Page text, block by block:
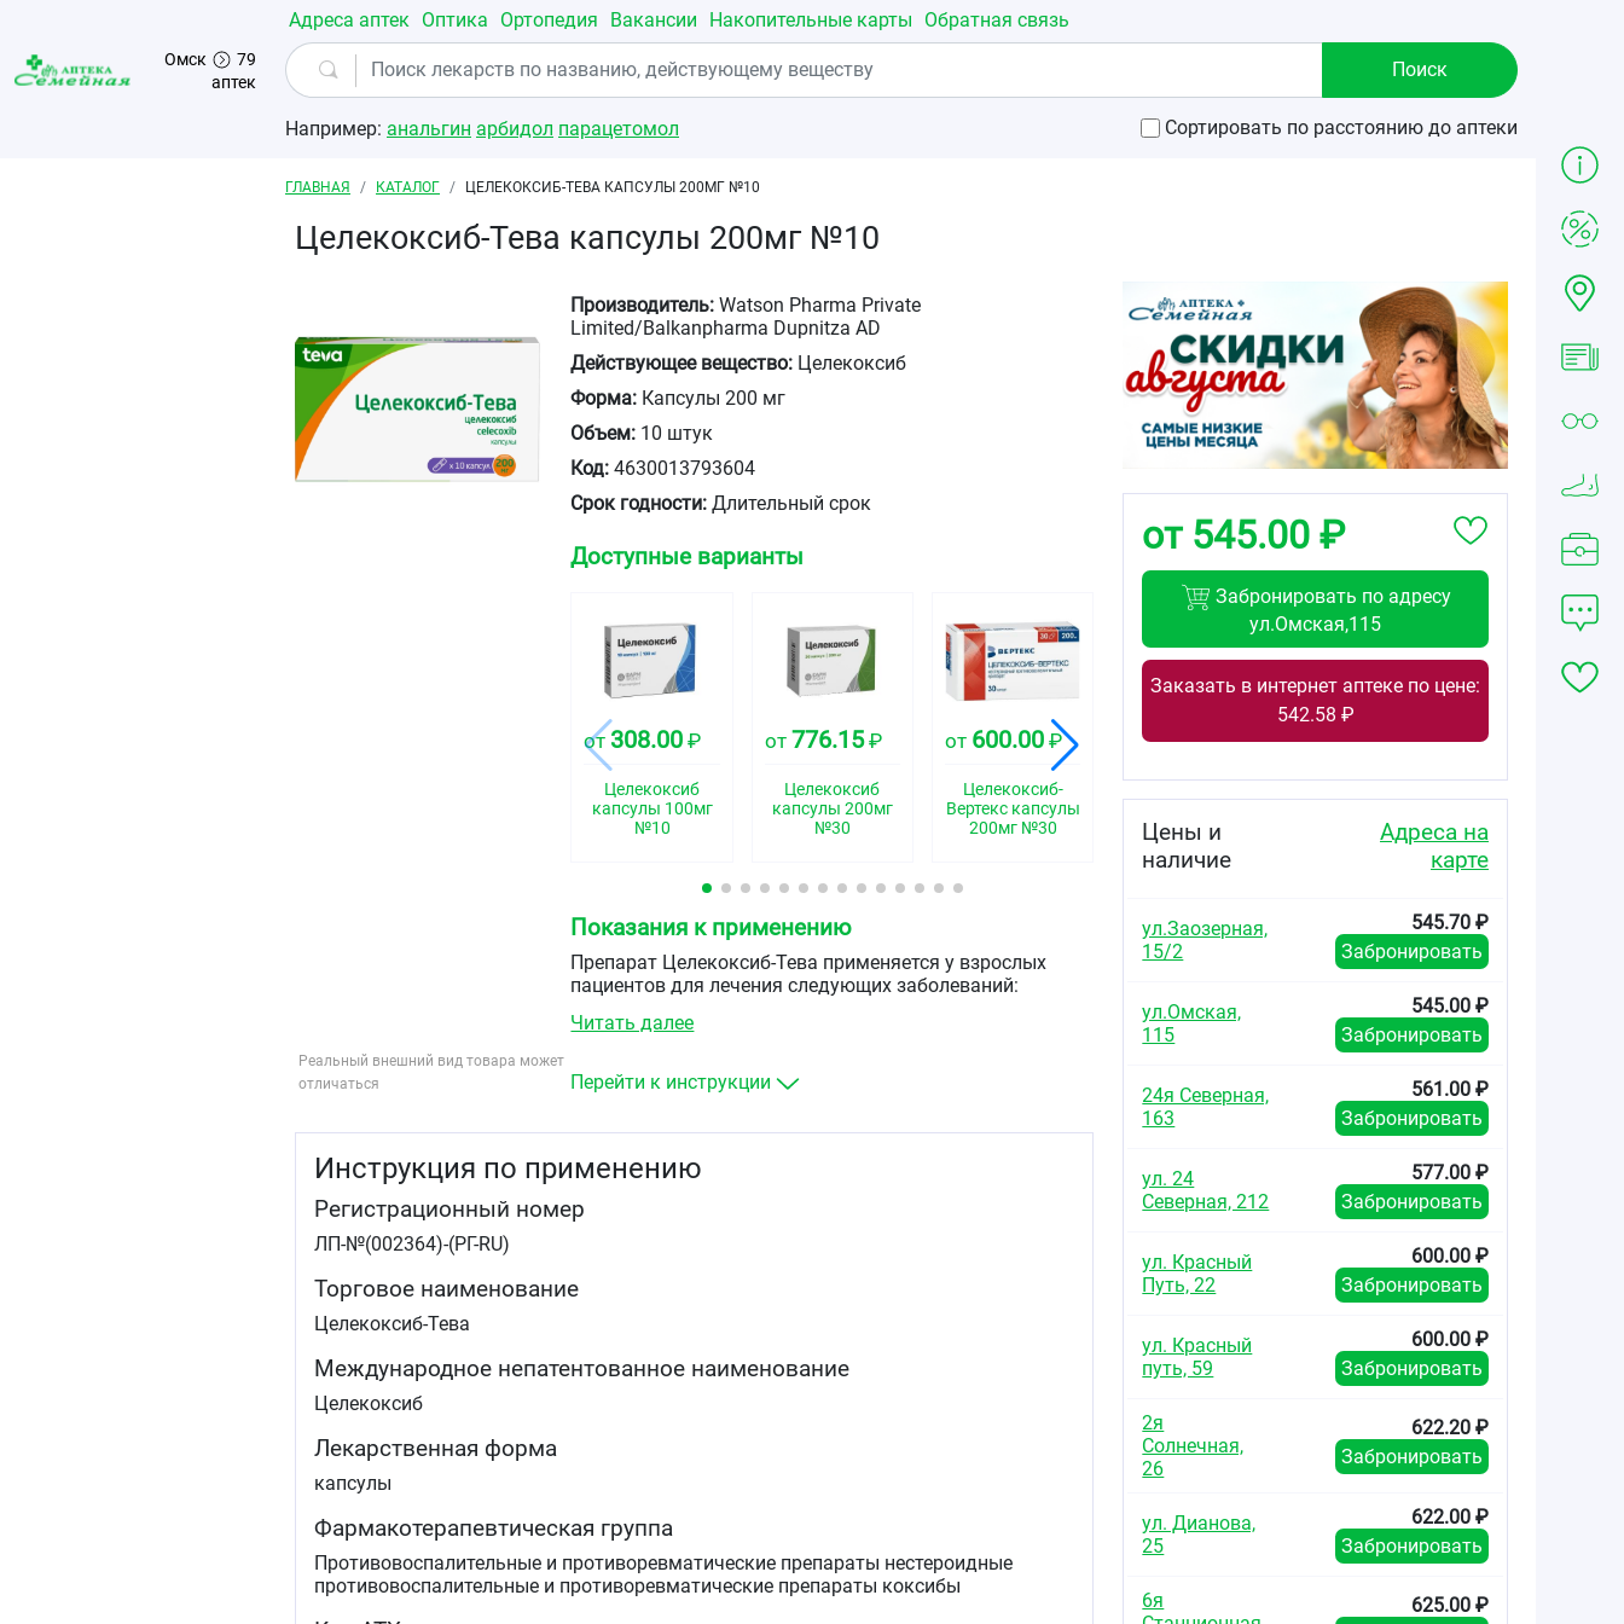
Перейти к основному содержанию
Омск
79
аптек
Адреса аптек Оптика Ортопедия Вакансии Накопительные карты Обратная связь
Например: анальгин арбидол парацетомол Сортировать по расстоянию до аптеки
Строка навигации
ГЛАВНАЯ КАТАЛОГ ЦЕЛЕКОКСИБ-ТЕВА КАПСУЛЫ 200МГ №10
Целекоксиб-Тева капсулы 200мг №10
Реальный внешний вид товара может
отличаться
Производитель: Watson Pharma Private
Limited/Balkanpharma Dupnitza AD
Действующее вещество: Целекоксиб
Форма: Капсулы 200 мг
Объем: 10 штук
Код: 4630013793604
Срок годности: Длительный срок
Доступные варианты
от 308.00 ₽
Целекоксиб
капсулы 100мг
№10
от 776.15₽
Целекоксиб
капсулы 200мг
№30
от 600.00 ₽
Целекоксиб-
Вертекс капсулы
200мг №30
от279.00₽
200мг №10
от466.00₽
200мг №30
от
Показания к применению
Препарат Целекоксиб-Тева применяется у взрослых
пациентов для лечения следующих заболеваний:
Болевой синдром (боли в спине, костно-мышечные,
Симптоматическое лечение остеоартроза,
ревматоидного артрита и анкилозирующего
Если улучшение не наступило или Вы чувствуете
ухудшение, необходимо обратиться к лечащему врачу.
Читать далее
Перейти к инструкции
Инструкция по применению
Регистрационный номер
ЛП-№(002364)-(РГ-RU)
Торговое наименование
Целекоксиб-Тева
Международное непатентованное наименование
Целекоксиб
Лекарственная форма
капсулы
Фармакотерапевтическая группа
Противовоспалительные и противоревматические препараты нестероидные
противовоспалительные и противоревматические препараты коксибы
от 545.00 ₽
Забронировать по адресу
ул.Омская,115
Заказать в интернет аптеке по цене:
542.58 ₽
Цены и
наличие
Адреса на
карте
ул.Заозерная,
15/2
545.70 ₽
Забронировать
ул.Омская,
115
545.00 ₽
Забронировать
24я Северная,
163
561.00 ₽
Забронировать
ул. 24
Северная, 212
577.00 ₽
Забронировать
ул. Красный
Путь, 22
600.00 ₽
Забронировать
ул. Красный
путь, 59
600.00 ₽
Забронировать
2я
Солнечная,
26
622.20 ₽
Забронировать
ул. Дианова,
25
622.00 ₽
Забронировать
6я
625.00 ₽